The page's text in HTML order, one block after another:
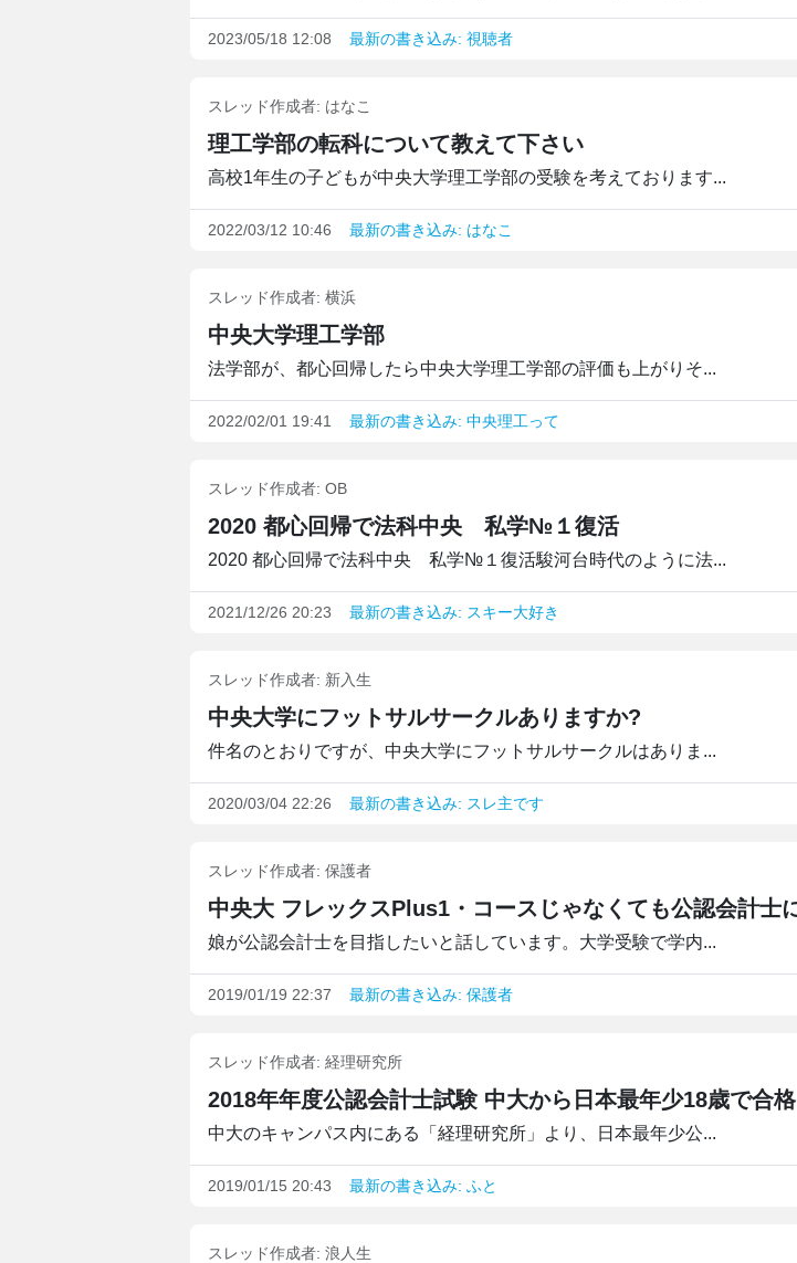
2023/05/18 12:08 最新の書き込み: 視聴者
スレッド作成者: はなこ
理工学部の転科について教えて下さい
高校1年生の子どもが中央大学理工学部の受験を考えております...
2022/03/12 10:46 最新の書き込み: はなこ
スレッド作成者: 横浜
中央大学理工学部
法学部が、都心回帰したら中央大学理工学部の評価も上がりそ...
2022/02/01 19:41 最新の書き込み: 中央理工って
スレッド作成者: OB
2020 都心回帰で法科中央 私学№１復活
2020 都心回帰で法科中央 私学№１復活駿河台時代のように法...
2021/12/26 20:23 最新の書き込み: スキー大好き
スレッド作成者: 新入生
中央大学にフットサルサークルありますか?
件名のとおりですが、中央大学にフットサルサークルはありま...
2020/03/04 22:26 最新の書き込み: スレ主です
スレッド作成者: 保護者
娘が公認会計士を目指したいと話しています。大学受験で学内...
2019/01/19 22:37 最新の書き込み: 保護者
スレッド作成者: 経理研究所
2018年年度公認会計士試験 中大から日本最年少18歳で合格
中大のキャンパス内にある「経理研究所」より、日本最年少公...
2019/01/15 20:43 最新の書き込み: ふと
スレッド作成者: 浪人生